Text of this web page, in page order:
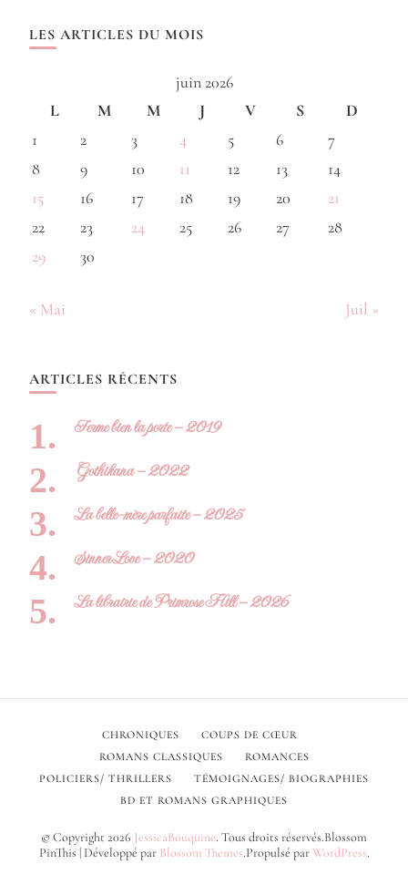
LES ARTICLES DU MOIS
juin 2026
L
M M J V S
D
1
2 3 4 5 6
7
8
9 10 11 12 13
14
15
16 17 18 19 20
21
22
23 24 25 26 27
28
29
30
« Mai Juil »
ARTICLES RÉCENTS
Ferme bien la porte – 2019
Gothikana – 2022
La belle-mère parfaite – 2025
Sinner Love – 2020
La librairie de Primrose Hill – 2026
© Copyright 2026 JessicaBouquine. Tous droits réservés.Blossom
PinThis | Développé par Blossom Themes.Propulsé parWordPress.
CHRONIQUES
COUPS DE CŒUR
ROMANS CLASSIQUES
ROMANCES
POLICIERS/ THRILLERS
TÉMOIGNAGES/ BIOGRAPHIES
BD ET ROMANS GRAPHIQUES